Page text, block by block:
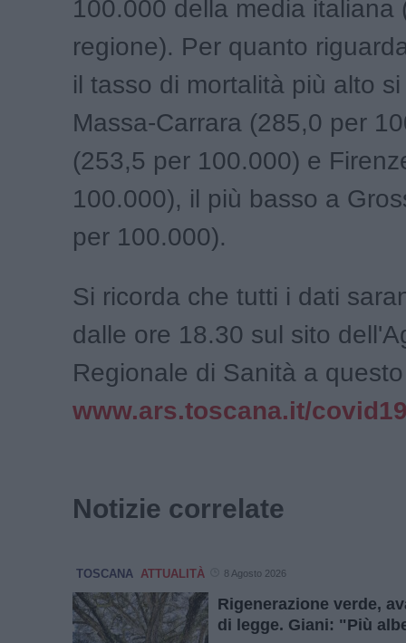
100.000 della media italiana
regione). Per quanto
il tasso di mortalità più alto
Massa-Carrara (285,0 per
(253,5 per 100.000) e
100.000), il più basso a
per 100.000).
Si ricorda che tutti i dati
dalle ore 18.30 sul sito
Regionale di Sanità a
www.ars.toscana.it/
Notizie correlate
TOSCANA ATTUALITÀ 8 Agosto 2026
Rigenerazione verde,
di legge. Giani: "Più